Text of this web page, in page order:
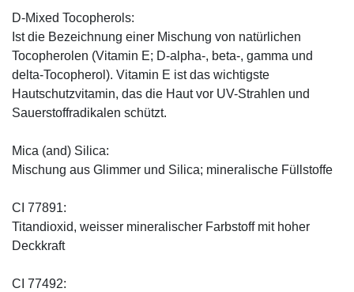
D-Mixed Tocopherols:
Ist die Bezeichnung einer Mischung von natürlichen
Tocopherolen (Vitamin E; D-alpha-, beta-, gamma und
delta-Tocopherol). Vitamin E ist das wichtigste
Hautschutzvitamin, das die Haut vor UV-Strahlen und
Sauerstoffradikalen schützt.
Mica (and) Silica:
Mischung aus Glimmer und Silica; mineralische Füllstoffe
CI 77891:
Titandioxid, weisser mineralischer Farbstoff mit hoher
Deckkraft
CI 77492: